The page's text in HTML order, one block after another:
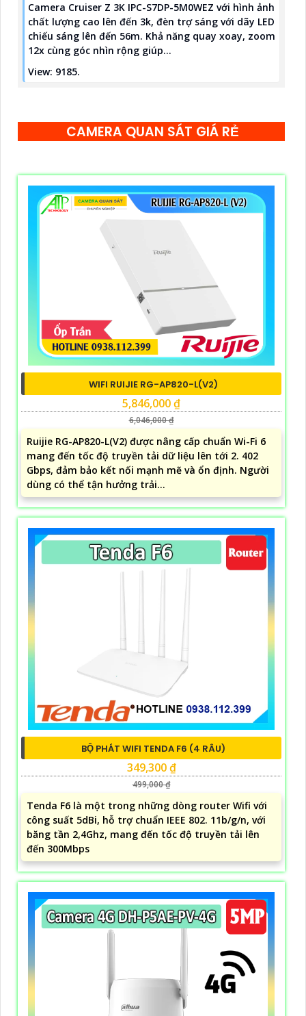
Camera Cruiser Z 3K IPC-S7DP-5M0WEZ với hình ảnh
chất lượng cao lên đến 3k, đèn trợ sáng với dãy LED
chiếu sáng lên đến 56m. Khả năng quay xoay, zoom
12x cùng góc nhìn rộng giúp...
View: 9185.
CAMERA QUAN SÁT GIÁ RẺ
WIFI RUIJIE RG-AP820-L(V2)
5,846,000 ₫
6,046,000 ₫
Ruijie RG-AP820-L(V2) được nâng cấp chuẩn Wi-Fi 6
mang đến tốc độ truyền tải dữ liệu lên tới 2. 402
Gbps, đảm bảo kết nối mạnh mẽ và ổn định. Người
dùng có thể tận hưởng trải...
BỘ PHÁT WIFI TENDA F6 (4 RÂU)
349,300 ₫
499,000 ₫
Tenda F6 là một trong những dòng router Wifi với
công suất 5dBi, hỗ trợ chuẩn IEEE 802. 11b/g/n, với
băng tần 2,4Ghz, mang đến tốc độ truyền tải lên
đến 300Mbps